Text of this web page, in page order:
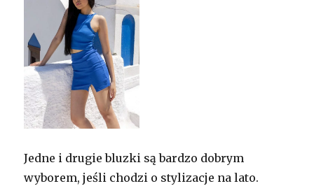
Jedne i drugie bluzki są bardzo dobrym
wyborem, jeśli chodzi o stylizacje na lato.